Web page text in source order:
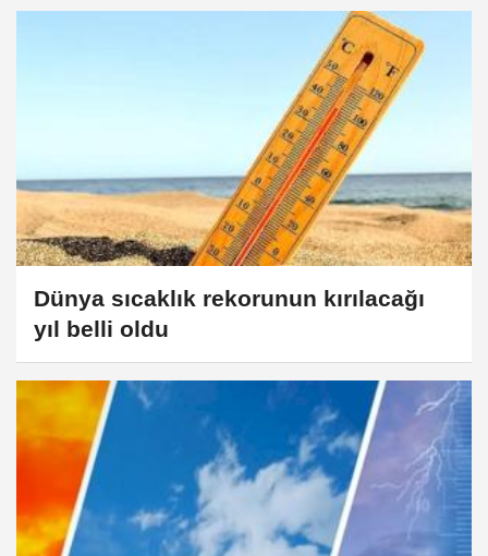
Dünya sıcaklık rekorunun kırılacağı
yıl belli oldu